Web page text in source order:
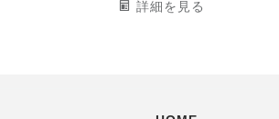
詳細を見る